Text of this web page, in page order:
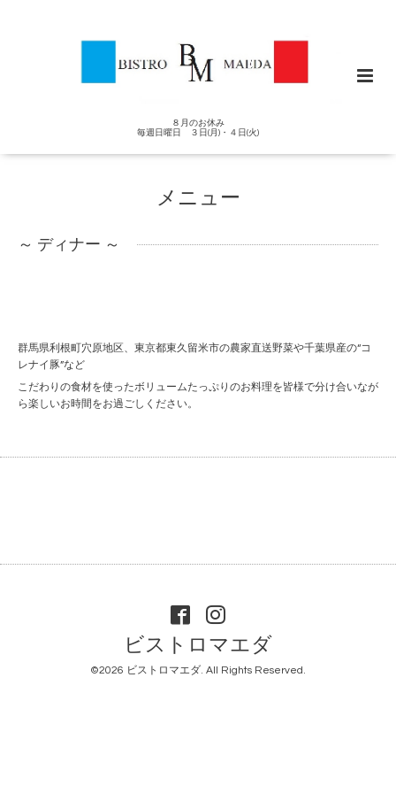
８月のお休み
毎週日曜日 ３日(月)・４日(火)
メニュー
～ ディナー ～
群馬県利根町穴原地区、東京都東久留米市の農家直送野菜や千葉県産の“コ
レナイ豚”など
こだわりの食材を使ったボリュームたっぷりのお料理を皆様で分け合いなが
ら楽しいお時間をお過ごしください。
ビストロマエダ
©2026 ビストロマエダ. All Rights Reserved.